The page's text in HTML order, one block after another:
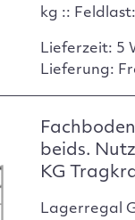
kg ::
Lieferzeit: 5
Lieferung:
beids.
KG
Lagerregal